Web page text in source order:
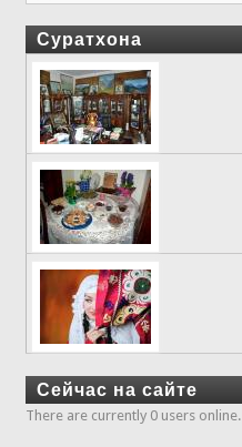
Суратхона
Сейчас на сайте
There are currently 0 users online.